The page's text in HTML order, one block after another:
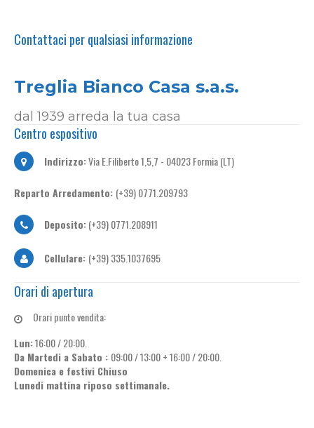
Contattaci per qualsiasi informazione
Treglia Bianco Casa s.a.s.
dal 1939 arreda la tua casa
Centro espositivo
Indirizzo:Via E.Filiberto 1,5,7 - 04023 Formia (LT)
Reparto Arredamento: (+39) 0771.209793
Deposito:(+39) 0771.208911
Cellulare: (+39) 335.1037695
Orari di apertura
Orari punto vendita:
Lun:16:00 / 20:00.
Da Martedi a Sabato : 09:00 / 13:00 + 16:00 / 20:00.
Domenica e festivi Chiuso
Lunedi mattina riposo settimanale.